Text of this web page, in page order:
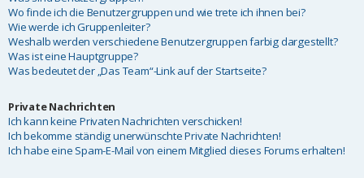
Wo finde ich die Benutzergruppen und wie trete ich ihnen bei?
Wie werde ich Gruppenleiter?
Weshalb werden verschiedene Benutzergruppen farbig dargestellt?
Was ist eine Hauptgruppe?
Was bedeutet der „Das Team“-Link auf der Startseite?
Private Nachrichten
Ich kann keine Privaten Nachrichten verschicken!
Ich bekomme ständig unerwünschte Private Nachrichten!
Ich habe eine Spam-E-Mail von einem Mitglied dieses Forums erhalten!